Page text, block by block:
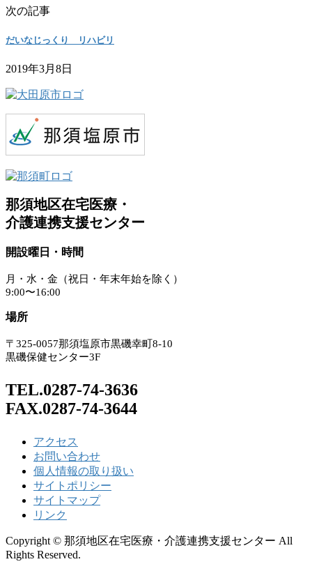
次の記事
だいなじっくり リハビリ
2019年3月8日
那須地区在宅医療・
介護連携支援センター
開設曜日・時間
月・水・金（祝日・年末年始を除く）
9:00〜16:00
場所
〒325-0057那須塩原市黒磯幸町8-10
黒磯保健センター3F
TEL.0287-74-3636
FAX.0287-74-3644
アクセス
お問い合わせ
個人情報の取り扱い
サイトポリシー
サイトマップ
リンク
Copyright © 那須地区在宅医療・介護連携支援センター All
Rights Reserved.